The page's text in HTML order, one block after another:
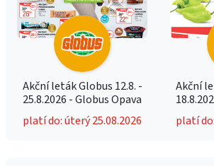
Akční leták Globus 12.8. -
25.8.2026 - Globus Opava
platí do: úterý 25.08.2026
Akční
platí